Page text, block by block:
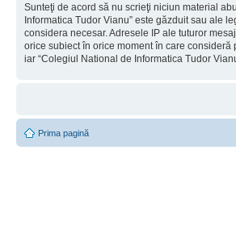
Sunteţi de acord să nu scrieţi niciun material
Informatica Tudor Vianu” este găzduit sau ale
considera necesar. Adresele IP ale tuturor
orice subiect în orice moment în care consideră
iar “Colegiul National de Informatica Tudor
Prima pagină